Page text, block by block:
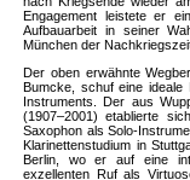
Engagement leistete er
Aufbauarbeit in seiner
München der
Der oben erwähnte
Bumcke, schuf eine
Instruments. Der aus
(1907–2001) etablierte
Saxophon als Solo-
Klarinettenstudium in
Berlin, wo er auf eine
exzellenten Ruf als